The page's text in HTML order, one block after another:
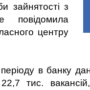
зайнятості з
повідомила
центру
в банку
тис.